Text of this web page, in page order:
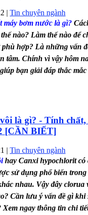
| Tin chuyên ngành
máy bơm nước là gì?
nào? Làm thế nào để
phù hợp? Là những vấn
tâm. Chính vì vậy hôm
bạn giải đáp thắc
là gì? - Tính
[CẦN BIẾT]
| Tin chuyên ngành
hay Canxi hypochlorit có
sử dụng phổ biến
nhau. Vậy đây clorua
Cần lưu ý vấn đề gì khi
Xem ngay thông tin chi